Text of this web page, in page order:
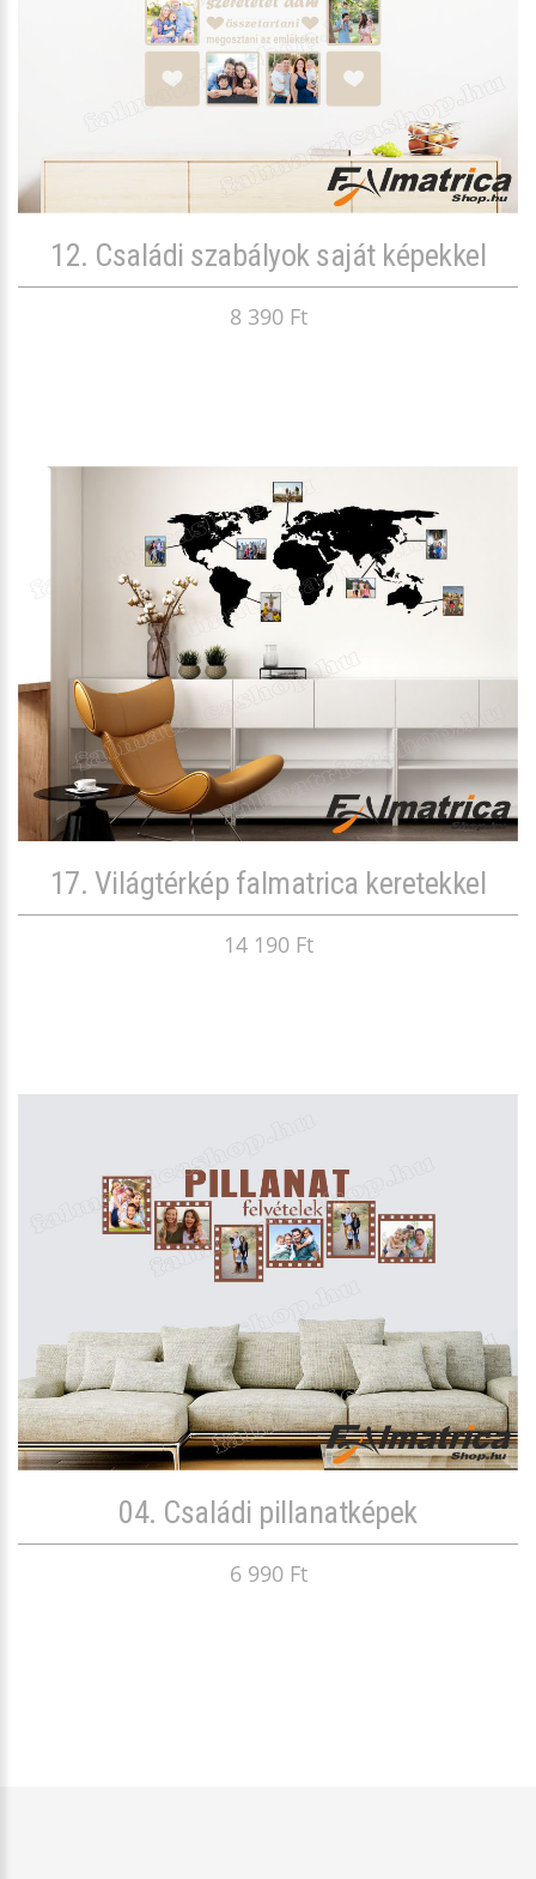
12. Családi szabályok saját képekkel
8 390 Ft
17. Világtérkép falmatrica keretekkel
14 190 Ft
04. Családi pillanatképek
6 990 Ft